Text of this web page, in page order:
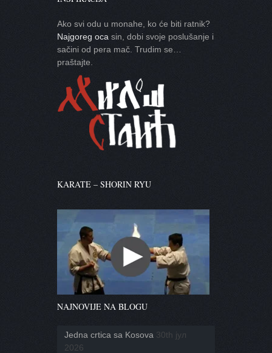
Ako svi odu u monahe, ko će biti ratnik?
Najgoreg oca sin, dobi svoje poslušanje i
sačini od pera mač. Trudim se…
praštajte.
KARATE – SHORIN RYU
NAJNOVIJE NA BLOGU
Jedna crtica sa Kosova 30th јул
2026